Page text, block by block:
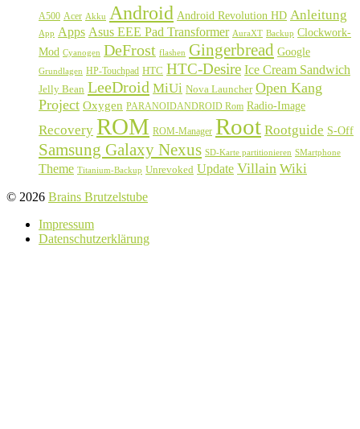
A500 Acer Akku Android Android Revolution HD Anleitung
App Apps Asus EEE Pad Transformer AuraXT Backup Clockwork-
Mod Cyanogen DeFrost flashen Gingerbread Google
Grundlagen HP-Touchpad HTC HTC-Desire Ice Cream Sandwich
Jelly Bean LeeDroid MiUi Nova Launcher Open Kang
Project Oxygen PARANOIDANDROID Rom Radio-Image
Recovery ROM ROM-Manager Root Rootguide S-Off
Samsung Galaxy Nexus SD-Karte partitionieren SMartphone
Theme Titanium-Backup Unrevoked Update Villain Wiki
© 2026 Brains Brutzelstube
Impressum
Datenschutzerklärung